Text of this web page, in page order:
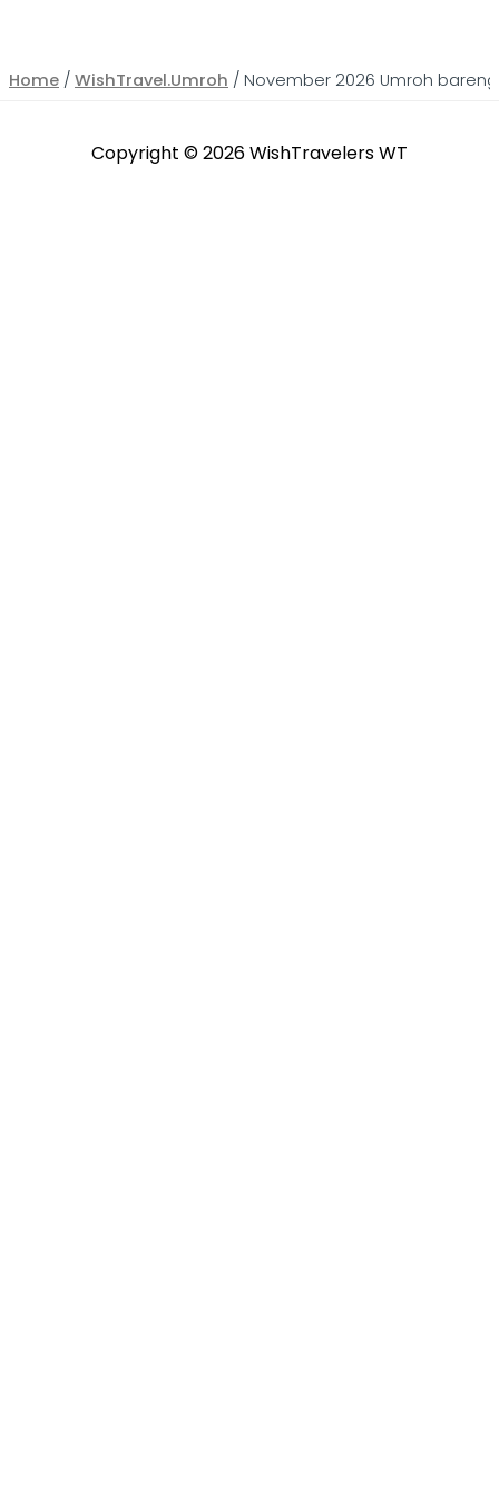
Home / WishTravel.Umroh / November 2026 Umroh bareng
Copyright © 2026WishTravelers WT